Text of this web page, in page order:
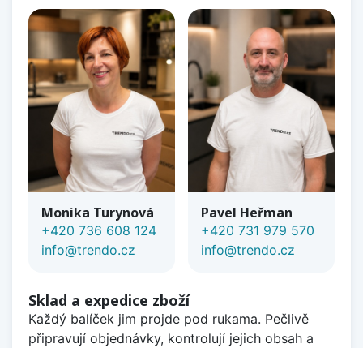
Monika Turynová
+420 736 608 124
info@trendo.cz
Pavel Heřman
+420 731 979 570
info@trendo.cz
Sklad a expedice zboží
Každý balíček jim projde pod rukama. Pečlivě
připravují objednávky, kontrolují jejich obsah a